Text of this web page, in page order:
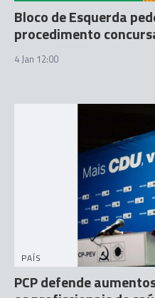
Bloco de Esquerda
procedimento
4 Jan 12:00
PAÍS
PCP defende